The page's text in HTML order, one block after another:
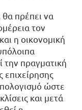
θα πρέπει να
τον
η οικονομική
την πραγματική
επιχείρησης
ώστε
και μετά